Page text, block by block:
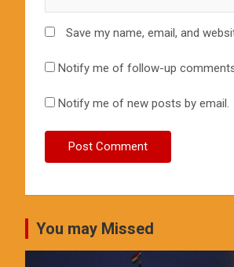
Save my name, email, and
Notify me of follow-up
Notify me of new posts by email.
You may Missed